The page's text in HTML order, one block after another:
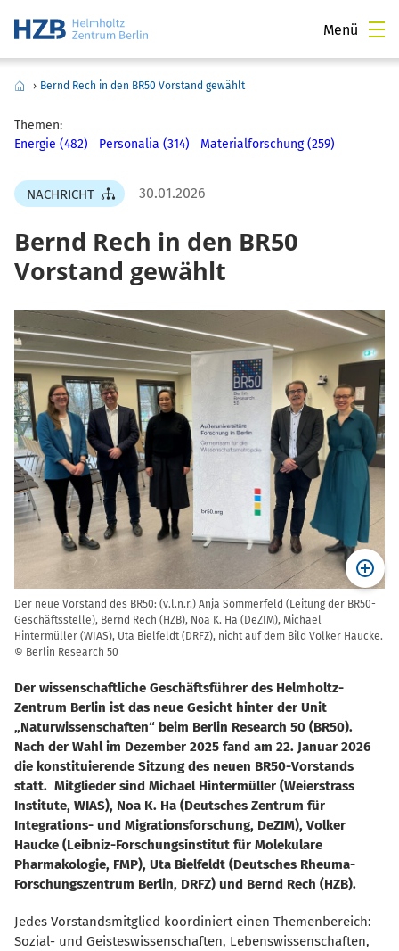
Menü
› Bernd Rech in den BR50 Vorstand gewählt
Themen:
Energie (482)
Personalia (314) Materialforschung (259)
NACHRICHT 30.01.2026
Bernd Rech in den BR50
Vorstand gewählt
Der neue Vorstand des BR50: (v.l.n.r.) Anja Sommerfeld (Leitung der BR50-
Geschäftsstelle), Bernd Rech (HZB), Noa K. Ha (DeZIM), Michael
Hintermüller (WIAS), Uta Bielfeldt (DRFZ), nicht auf dem Bild Volker Haucke.
© Berlin Research 50
Der wissenschaftliche Geschäftsführer des Helmholtz-
Zentrum Berlin ist das neue Gesicht hinter der Unit
Naturwissenschaften“ beim Berlin Research 50 (BR50).
Nach der Wahl im Dezember 2025 fand am 22. Januar 2026
die konstituierende Sitzung des neuen BR50-Vorstands
statt. Mitglieder sind Michael Hintermüller (Weierstrass
Institute, WIAS), Noa K. Ha (Deutsches Zentrum für
Integrations- und Migrationsforschung, DeZIM), Volker
Haucke (Leibniz-Forschungsinstitut für Molekulare
Pharmakologie, FMP), Uta Bielfeldt (Deutsches Rheuma-
Forschungszentrum Berlin, DRFZ) und Bernd Rech (HZB).
Jedes Vorstandsmitglied koordiniert einen Themenbereich:
Sozial- und Geisteswissenschaften, Lebenswissenschaften,